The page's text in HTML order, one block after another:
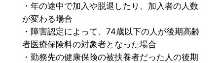
・年の途中で加入や脱退したり、加入者の人数
が変わる場合
・障害認定によって、74歳以下の人が後期高齢
者医療保険料の対象者となった場合
・勤務先の健康保険の被扶養者だった人の後期